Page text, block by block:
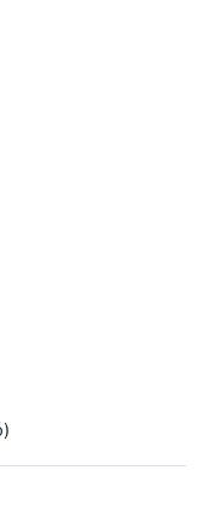
)